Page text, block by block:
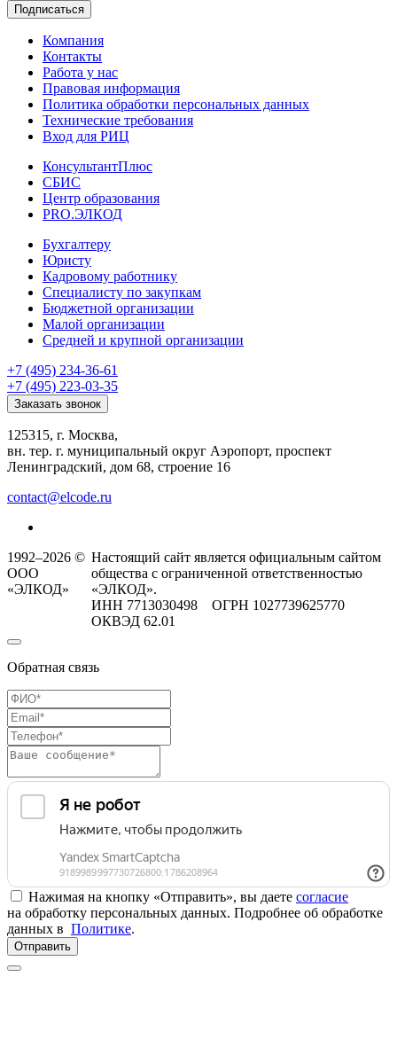
Подписаться
Компания
Контакты
Работа у нас
Правовая информация
Политика обработки персональных данных
Технические требования
Вход для РИЦ
КонсультантПлюс
СБИС
Центр образования
PRO.ЭЛКОД
Бухгалтеру
Юристу
Кадровому работнику
Специалисту по закупкам
Бюджетной организации
Малой организации
Средней и крупной организации
+7 (495) 234-36-61
+7 (495) 223-03-35
Заказать звонок
125315, г. Москва,
вн. тер. г. муниципальный округ Аэропорт, проспект
Ленинградский, дом 68, строение 16
contact@elcode.ru
1992–2026 ©
ООО
«ЭЛКОД»
Настоящий сайт является официальным сайтом
общества с ограниченной ответственностью
«ЭЛКОД».
ИНН 7713030498 ОГРН 1027739625770
ОКВЭД 62.01
Обратная связь
Нажимая на кнопку «Отправить», вы даете согласие
на обработку персональных данных. Подробнее об обработке
данных в Политике.
Отправить